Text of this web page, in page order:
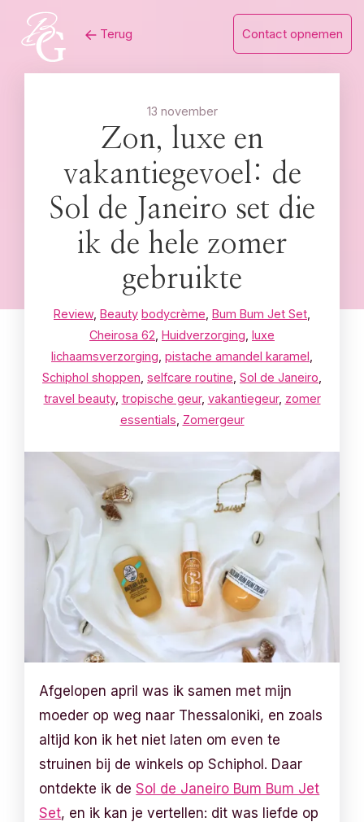
content
Terug Contact opnemen
13 november
Zon, luxe en
vakantiegevoel: de
Sol de Janeiro set die
ik de hele zomer
gebruikte
Review, Beauty bodycrème Bum Bum Jet Set
Cheirosa 62 Huidverzorging luxe
lichaamsverzorging pistache amandel karamel
Schiphol shoppen selfcare routine Sol de Janeiro
travel beauty, tropische geur, vakantiegeur, zomer
essentials Zomergeur
Afgelopen april was ik samen met mijn
moeder op weg naar Thessaloniki, en zoals
altijd kon ik het niet laten om even te
struinen bij de winkels op Schiphol. Daar
ontdekte ik deSol de Janeiro Bum Bum Jet
Set, en ik kan je vertellen: dit was liefde op